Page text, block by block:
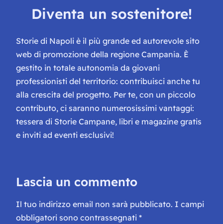
Diventa un sostenitore!
Storie di Napoli è il più grande ed autorevole sito
web di promozione della regione Campania. È
gestito in totale autonomia da giovani
professionisti del territorio: contribuisci anche tu
alla crescita del progetto. Per te, con un piccolo
contributo, ci saranno numerosissimi vantaggi:
tessera di Storie Campane, libri e magazine gratis
e inviti ad eventi esclusivi!
Lascia un commento
Il tuo indirizzo email non sarà pubblicato. I campi
obbligatori sono contrassegnati *